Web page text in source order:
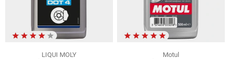
LIQUI MOLY
Motul